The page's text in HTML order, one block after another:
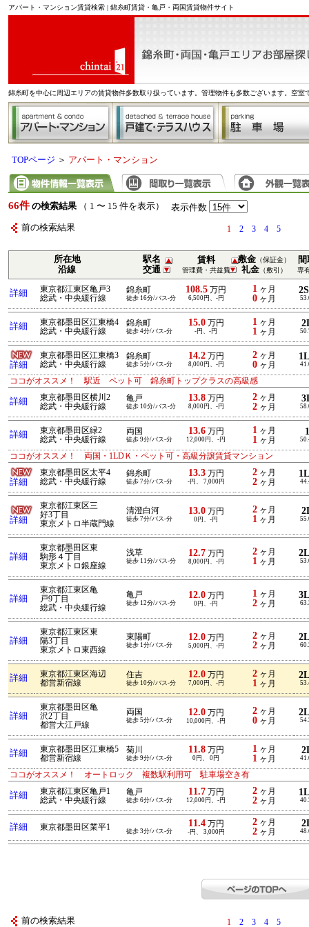
アパート・マンション賃貸検索 | 錦糸町賃貸・亀戸・両国賃貸物件サイト
錦糸町を中心に周辺エリアの賃貸物件多数取り扱っています。管理物件も多数ございます。空
TOPページ ＞ アパート・マンション
66件 の検索結果 （ 1 〜 15 件を表示） 表示件数
前の検索結果 1 2 3 4 5
所在地
沿線
駅名
交通
賃料
管理費・共益費
敷金（保証金）
礼金（敷引） 専
詳細
東京都江東区亀戸3
総武・中央緩行線
錦糸町
徒歩 16分/バス-分
108.5 万円
6,500円、-円
1 ヶ月
0ヶ月
詳細
東京都墨田区江東橋4
総武・中央緩行線
錦糸町
徒歩 4分/バス-分
15.0万円
-円、-円
1 ヶ月
1 ヶ月
詳細
東京都墨田区江東橋3
総武・中央緩行線
錦糸町
徒歩 5分/バス-分
14.2万円
8,000円、-円
2ヶ月
0ヶ月
ココがオススメ！ 駅近 ペット可 錦糸町トップクラスの高級感
詳細
東京都墨田区横川2
総武・中央緩行線
亀戸
徒歩 10分/バス-分
13.8万円
8,000円、-円
2ヶ月
2ヶ月
詳細
東京都墨田区緑2
総武・中央緩行線
両国
徒歩 9分/バス-分
13.6万円
12,000円、-円
1 ヶ月
1 ヶ月
ココがオススメ！ 両国・1LDＫ・ペット可・高級分譲賃貸マンション
詳細
東京都墨田区太平4
総武・中央緩行線
錦糸町
徒歩 7分/バス-分
13.3万円
-円、 7,000円
2ヶ月
2ヶ月
詳細
東京都江東区三
好3丁目
東京メトロ半蔵門線
清澄白河
徒歩 7分/バス-分
13.0万円
0円、-円
2ヶ月
1 ヶ月
詳細
東京都墨田区東
駒形４丁目
東京メトロ銀座線
浅草
徒歩 11分/バス-分
12.7万円
8,000円、-円
2ヶ月
1 ヶ月
詳細
東京都江東区亀
戸9丁目
総武・中央緩行線
亀戸
徒歩 12分/バス-分
12.0万円
0円、-円
1 ヶ月
2ヶ月
詳細
東京都江東区東
陽3丁目
東京メトロ東西線
東陽町
徒歩 1分/バス-分
12.0万円
5,000円、-円
2ヶ月
2ヶ月
詳細
東京都江東区海辺
都営新宿線
住吉
徒歩 10分/バス-分
12.0万円
7,000円、-円
2ヶ月
1 ヶ月
詳細
東京都墨田区亀
沢2丁目
都営大江戸線
両国
徒歩 5分/バス-分
12.0万円
10,000円、-円
2ヶ月
0ヶ月
詳細
東京都墨田区江東橋5
都営新宿線
菊川
徒歩 9分/バス-分
11.8万円
0円、 0円
1 ヶ月
1 ヶ月
ココがオススメ！ オートロック 複数駅利用可 駐車場空き有
詳細
東京都江東区亀戸1
総武・中央緩行線
亀戸
徒歩 6分/バス-分
11.7万円
12,000円、-円
2ヶ月
2ヶ月
詳細 東京都墨田区業平1 徒歩 3分/バス-分
11.4万円
-円、 3,000円
2ヶ月
2ヶ月
前の検索結果 1 2 3 4 5